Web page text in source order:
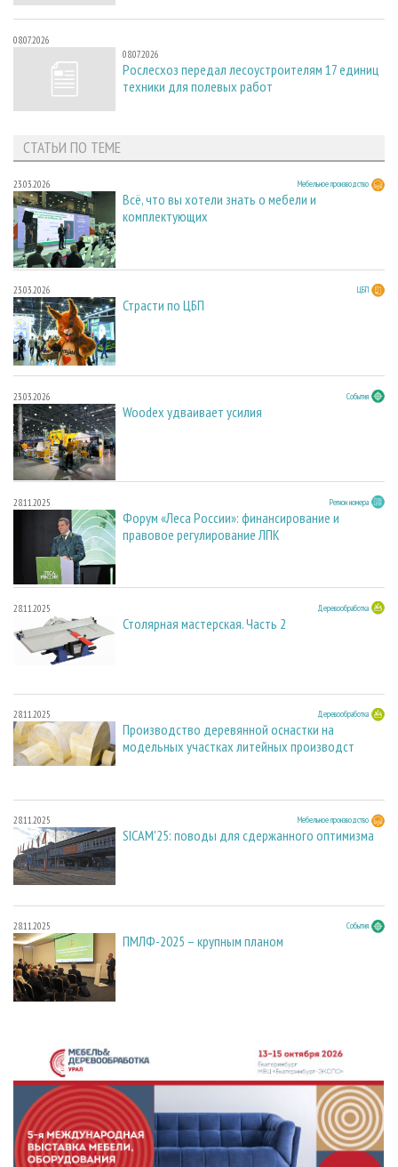
08.07.2026
08.07.2026
Рослесхоз передал лесоустроителям 17 единиц
техники для полевых работ
СТАТЬИ ПО ТЕМЕ
23.03.2026 Мебельное производство
Всё, что вы хотели знать о мебели и
комплектующих
23.03.2026 ЦБП
Страсти по ЦБП
23.03.2026 События
Woodex удваивает усилия
28.11.2025 Регион номера
Форум «Леса России»: финансирование и
правовое регулирование ЛПК
28.11.2025 Деревообработка
Столярная мастерская. Часть 2
28.11.2025 Деревообработка
Производство деревянной оснастки на
модельных участках литейных производст
28.11.2025 Мебельное производство
SICAM'25: поводы для сдержанного оптимизма
28.11.2025 События
ПМЛФ-2025 – крупным планом